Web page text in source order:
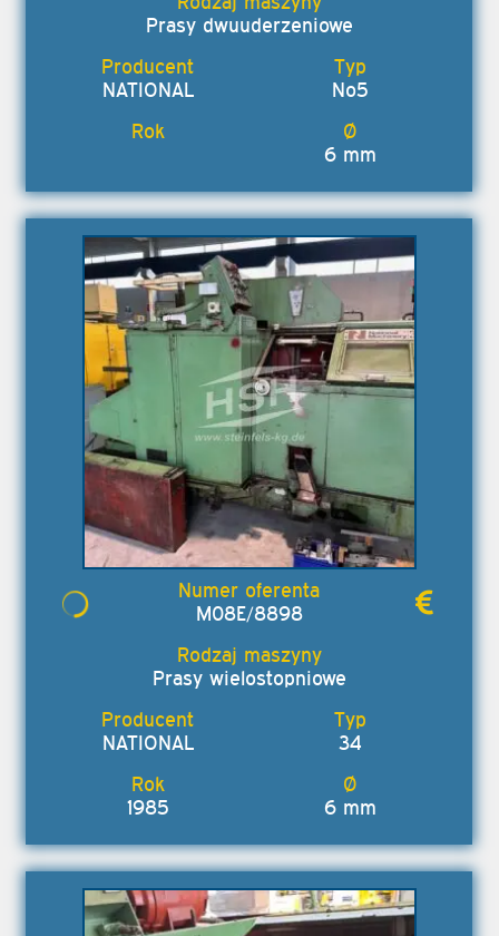
Prasy dwuuderzeniowe
NATIONAL No5
6 mm
M08E/8898
Prasy wielostopniowe
NATIONAL 34
1985 6 mm